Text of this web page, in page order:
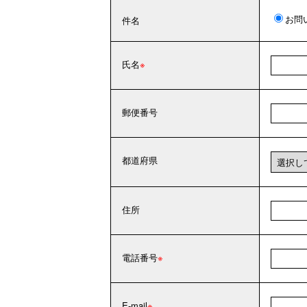
件名 お問
氏名
郵便番号
都道府県
住所
電話番号